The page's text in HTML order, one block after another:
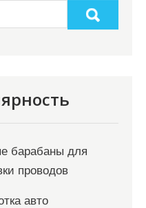
барабаны для
проводов
авто